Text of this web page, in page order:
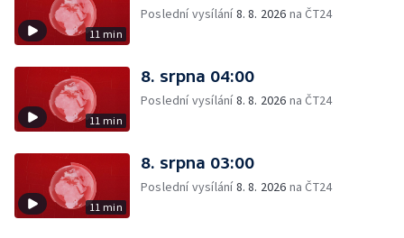
11 min
Poslední vysílání8. 8. 2026 na ČT24
11 min
8. srpna 04:00
Poslední vysílání8. 8. 2026 na ČT24
11 min
8. srpna 03:00
Poslední vysílání8. 8. 2026 na ČT24